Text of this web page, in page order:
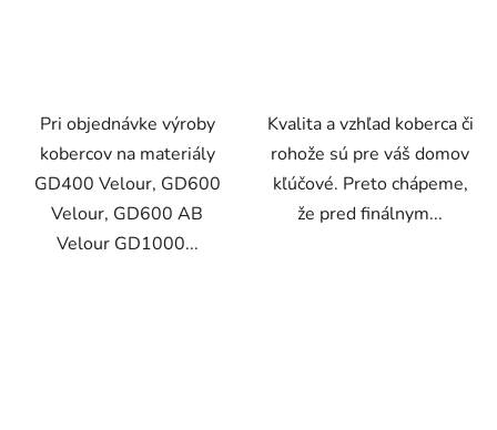
Pri objednávke výroby
kobercov na materiály
GD400 Velour, GD600
Velour, GD600 AB
Velour GD1000...
Kvalita a vzhľad koberca či
rohože sú pre váš domov
kľúčové. Preto chápeme,
že pred finálnym...